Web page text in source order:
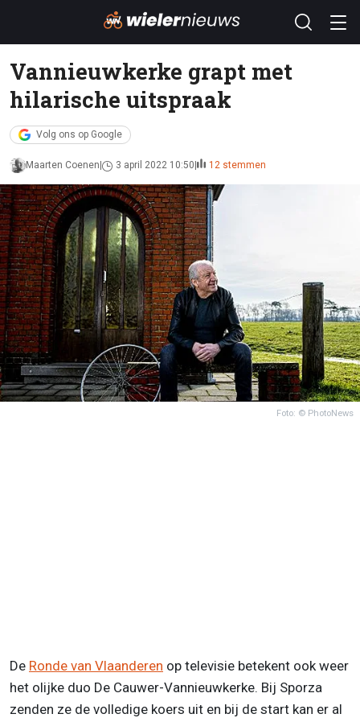
Vannieuwkerke grapt met
hilarische uitspraak
Volg ons op Google
Maarten Coenen 3 april 2022 10:50 12 stemmen
Foto: © PhotoNews
De Ronde van Vlaanderen op televisie betekent ook weer
het olijke duo De Cauwer-Vannieuwkerke. Bij Sporza
zenden ze de volledige koers uit en bij de start kan er al